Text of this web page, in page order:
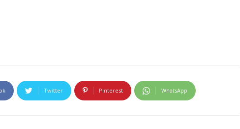
Twitter Pinterest WhatsApp